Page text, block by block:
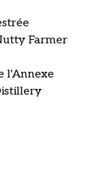
Farmer
l'Annexe